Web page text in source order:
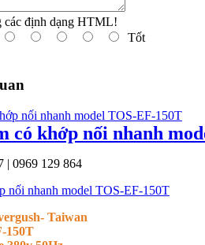
các định dạng HTML!
Tốt
có khớp nối nhanh
| 0969 129 864
nối nhanh model TOS-EF-150T
Taiwan
150T